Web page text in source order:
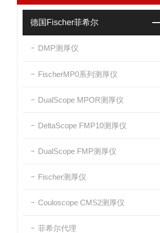
德国Fischer菲希尔
DMP测厚仪
FischerMP0系列测厚仪
DualScope MPOR测厚仪
DeltaScope FMP10测厚仪
DualScope FMP测厚仪
Fischer测厚仪
Couloscope CMS2测厚仪
菲希尔代理